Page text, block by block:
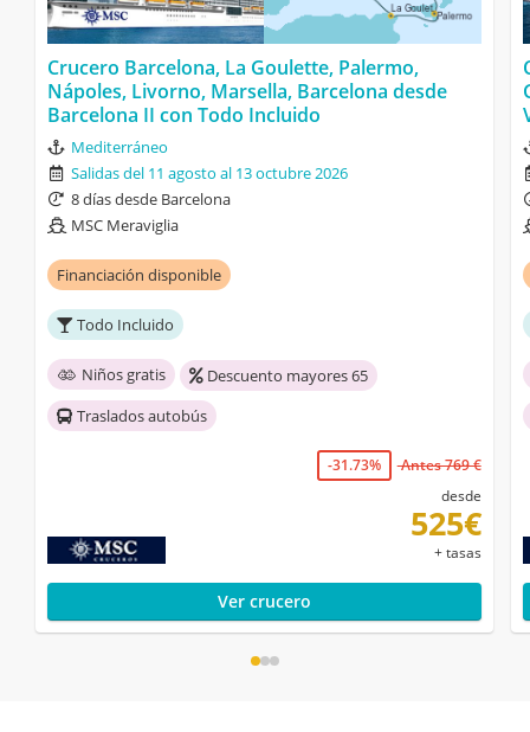
Crucero Barcelona, La Goulette, Palermo,
Nápoles, Livorno, Marsella, Barcelona desde
Barcelona II con Todo Incluido
Mediterráneo
Salidas del 11 agosto al 13 octubre 2026
8 días desde Barcelona
MSC Meraviglia
Financiación disponible
Todo Incluido
Niños gratis
Descuento mayores 65
Traslados autobús
-31.73%
Antes 769 €
desde
525€
+ tasas
Ver crucero